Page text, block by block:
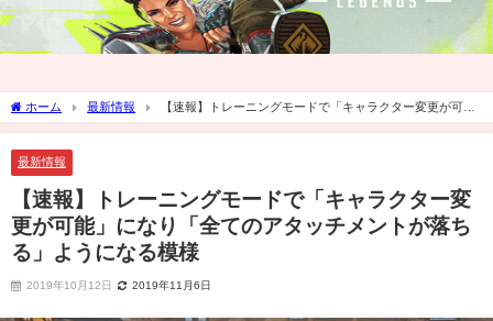
ホーム 最新情報
【速報】トレーニングモードで「キャラクター変更が可
能」になり「全てのアタッチメントが落ちる」ようになる模様
最新情報
【速報】トレーニングモードで「キャラクター変
更が可能」になり「全てのアタッチメントが落ち
る」ようになる模様
2019年10月12日 2019年11月6日